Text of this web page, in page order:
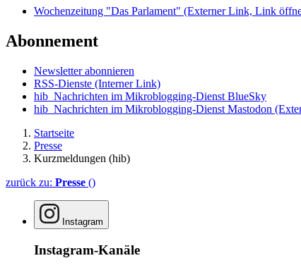
Wochenzeitung "Das Parlament" (Externer Link, Link
Abonnement
Newsletter abonnieren
RSS-Dienste (Interner Link)
hib_Nachrichten im Mikroblogging-Dienst BlueSky
hib_Nachrichten im Mikroblogging-Dienst Mastodon
Startseite
Presse
Kurzmeldungen (hib)
zurück zu: Presse ()
Instagram
Instagram-Kanäle